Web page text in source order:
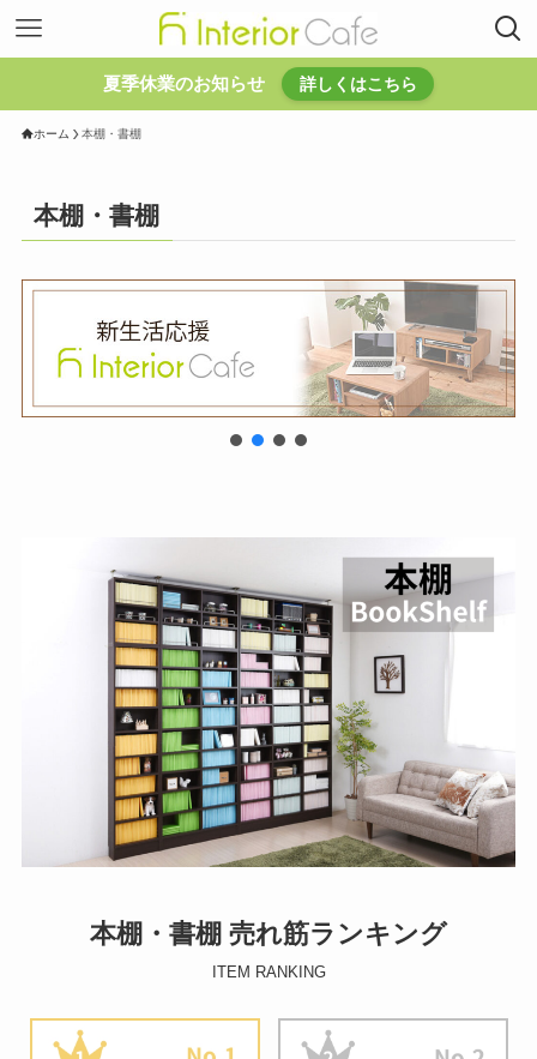
夏季休業のお知らせ 詳しくはこちら
ホーム 本棚・書棚
本棚・書棚
本棚・書棚 売れ筋ランキング
ITEM RANKING